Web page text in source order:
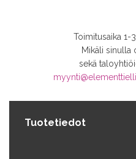
Toimitusaika 1-
Mikäli sinulla
sekä
Tuotetiedot